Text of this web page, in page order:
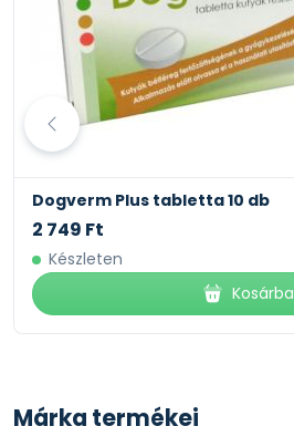
Dogverm Plus tabletta 10 db
2 749 Ft
Készleten
Kosárba
Márka termékei